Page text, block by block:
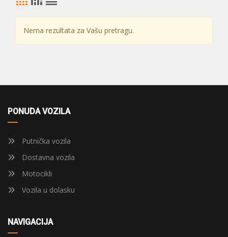
Nema rezultata za Vašu pretragu.
PONUDA VOZILA
Putnička vozila
Dostavna vozila
Motocikli
Vozila u dolasku
NAVIGACIJA